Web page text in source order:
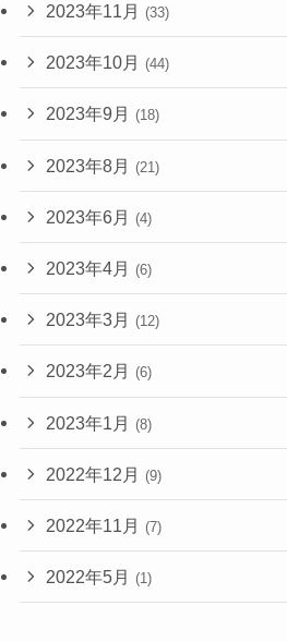
2023年11月 (33)
2023年10月 (44)
2023年9月 (18)
2023年8月 (21)
2023年6月 (4)
2023年4月 (6)
2023年3月 (12)
2023年2月 (6)
2023年1月 (8)
2022年12月 (9)
2022年11月 (7)
2022年5月 (1)